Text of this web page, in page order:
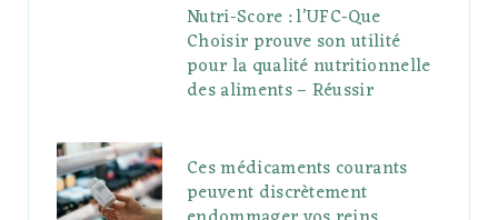
Nutri-Score : l’UFC-Que
Choisir prouve son utilité
pour la qualité nutritionnelle
des aliments – Réussir
Ces médicaments courants
peuvent discrètement